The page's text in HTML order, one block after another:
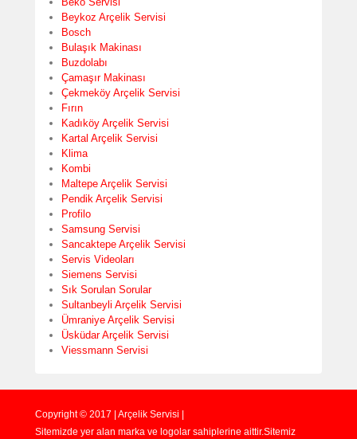
Beykoz Arçelik Servisi
Bosch
Bulaşık Makinası
Buzdolabı
Çamaşır Makinası
Çekmeköy Arçelik Servisi
Fırın
Kadıköy Arçelik Servisi
Kartal Arçelik Servisi
Klima
Kombi
Maltepe Arçelik Servisi
Pendik Arçelik Servisi
Profilo
Samsung Servisi
Sancaktepe Arçelik Servisi
Servis Videoları
Siemens Servisi
Sık Sorulan Sorular
Sultanbeyli Arçelik Servisi
Ümraniye Arçelik Servisi
Üsküdar Arçelik Servisi
Viessmann Servisi
Copyright © 2017 | Arçelik Servisi |
Sitemizde yer alan marka ve logolar sahiplerine aittir.Sitemiz